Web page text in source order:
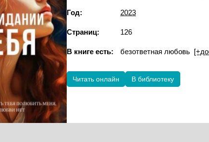
Год: 2023
Страниц: 126
В книге есть: безответная любовь
Читать онлайн В библиотеку